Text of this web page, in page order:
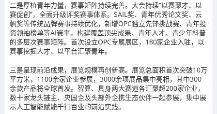
二是厚植青年力量，赛事矩阵持续完善。大会持续“以赛聚才、以
赛促创”，全面升级评奖赛事体系。SAIL奖、青年优秀论文奖、云
帆奖等传统品牌赛事持续优化，新增OPC独立先锋挑战赛、青年投
资领袖榜单等AI赛事，构建覆盖顶尖成果、青年人才、青少年科普
的多层次赛事矩阵。首次设立OPC专属展区，180家企业入驻，以
赛事挖掘人才、以平台汇聚青年。
三是呈现前沿成果，展览规模再创新高。展览总面积首次突破10万
平方米，1100余家企业参展，3000余项展品集中亮相，其中300
余款产品将全球首发。智算、具身两大赛道各汇聚超200家企业，
数十家龙头链主、央国企及头部外企携生态伙伴一起参展，集中展
示人工智能赋能千行百业的前沿实践。